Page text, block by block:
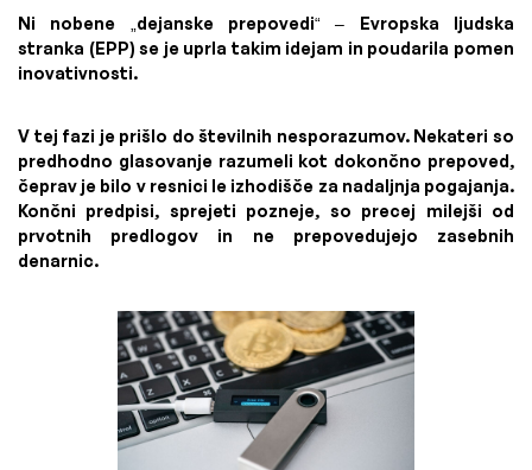
Ni nobene „dejanske prepovedi“ – Evropska ljudska
stranka (EPP) se je uprla takim idejam in poudarila pomen
inovativnosti.
V tej fazi je prišlo do številnih nesporazumov. Nekateri so
predhodno glasovanje razumeli kot dokončno prepoved,
čeprav je bilo v resnici le izhodišče za nadaljnja pogajanja.
Končni predpisi, sprejeti pozneje, so precej milejši od
prvotnih predlogov in ne prepovedujejo zasebnih
denarnic.